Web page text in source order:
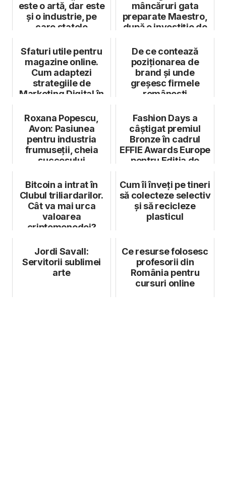
este o artă, dar este
și o industrie, pe
care statele
mâncăruri gata
preparate Maestro,
după o investiție de
Sfaturi utile pentru
magazine online.
Cum adaptezi
strategiile de
Marketing Digital în
De ce contează
poziționarea de
brand și unde
greșesc firmele
românești
Roxana Popescu,
Avon: Pasiunea
pentru industria
frumuseții, cheia
succesului
Fashion Days a
câștigat premiul
Bronze în cadrul
EFFIE Awards Europe
pentru Ediția de
Bitcoin a intrat în
Clubul triliardarilor.
Cât va mai urca
valoarea
criptomonedei?
Cum îi înveți pe tineri
să colecteze selectiv
și să recicleze
plasticul
Jordi Savall:
Servitorii sublimei
arte
Ce resurse folosesc
profesorii din
România pentru
cursuri online